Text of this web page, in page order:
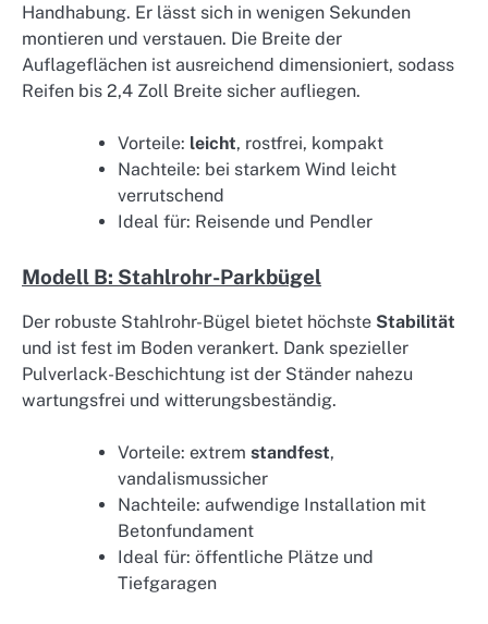
Handhabung. Er lässt sich in wenigen Sekunden
montieren und verstauen. Die Breite der
Auflageflächen ist ausreichend dimensioniert, sodass
Reifen bis 2,4 Zoll Breite sicher aufliegen.
Vorteile: leicht, rostfrei, kompakt
Nachteile: bei starkem Wind leicht
verrutschend
Ideal für: Reisende und Pendler
Modell B: Stahlrohr-Parkbügel
Der robuste Stahlrohr-Bügel bietet höchste Stabilität
und ist fest im Boden verankert. Dank spezieller
Pulverlack-Beschichtung ist der Ständer nahezu
wartungsfrei und witterungsbeständig.
Vorteile: extrem standfest,
vandalismussicher
Nachteile: aufwendige Installation mit
Betonfundament
Ideal für: öffentliche Plätze und
Tiefgaragen